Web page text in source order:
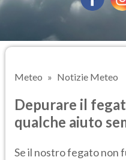
Meteo Notizie Meteo
Depurare il
qualche aiuto
Se il nostro fegato non